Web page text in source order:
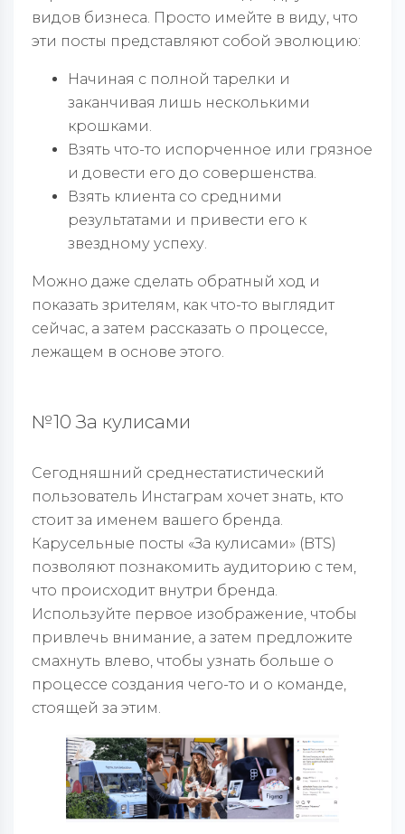
видов бизнеса. Просто имейте в виду, что
эти посты представляют собой эволюцию:
Начиная с полной тарелки и
заканчивая лишь несколькими
крошками.
Взять что-то испорченное или грязное
и довести его до совершенства.
Взять клиента со средними
результатами и привести его к
звездному успеху.
Можно даже сделать обратный ход и
показать зрителям, как что-то выглядит
сейчас, а затем рассказать о процессе,
лежащем в основе этого.
№10 За кулисами
Сегодняшний среднестатистический
пользователь Инстаграм хочет знать, кто
стоит за именем вашего бренда.
Карусельные посты «За кулисами» (BTS)
позволяют познакомить аудиторию с тем,
что происходит внутри бренда.
Используйте первое изображение, чтобы
привлечь внимание, а затем предложите
смахнуть влево, чтобы узнать больше о
процессе создания чего-то и о команде,
стоящей за этим.